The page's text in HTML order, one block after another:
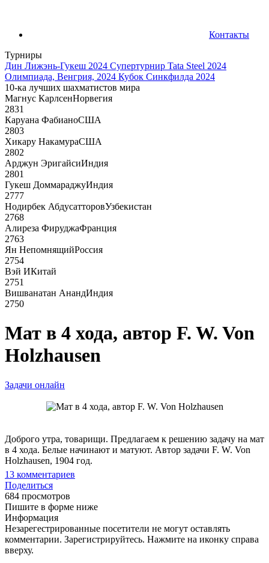
Контакты
Турниры
Дин Лижэнь-Гукеш 2024 Супертурнир Tata Steel 2024
Олимпиада, Венгрия, 2024 Кубок Синкфилда 2024
10-ка лучших шахматистов мира
Магнус КарлсенНорвегия
2831
Каруана ФабианоСША
2803
Хикару НакамураСША
2802
Арджун ЭригайсиИндия
2801
Гукеш ДоммараджуИндия
2777
Нодирбек АбдусатторовУзбекистан
2768
Алиреза ФируджаФранция
2763
Ян НепомнящийРоссия
2754
Вэй ИКитай
2751
Вишванатан АнандИндия
2750
Мат в 4 хода, автор F. W. Von
Holzhausen
Задачи онлайн
Доброго утра, товарищи. Предлагаем к решению задачу на мат
в 4 хода. Белые начинают и матуют. Автор задачи F. W. Von
Holzhausen, 1904 год.
13 комментариев
Поделиться
684 просмотров
Пишите в форме ниже
Информация
Незарегестрированные посетители не могут оставлять
комментарии. Зарегистрируйтесь. Нажмите на иконку справа
вверху.